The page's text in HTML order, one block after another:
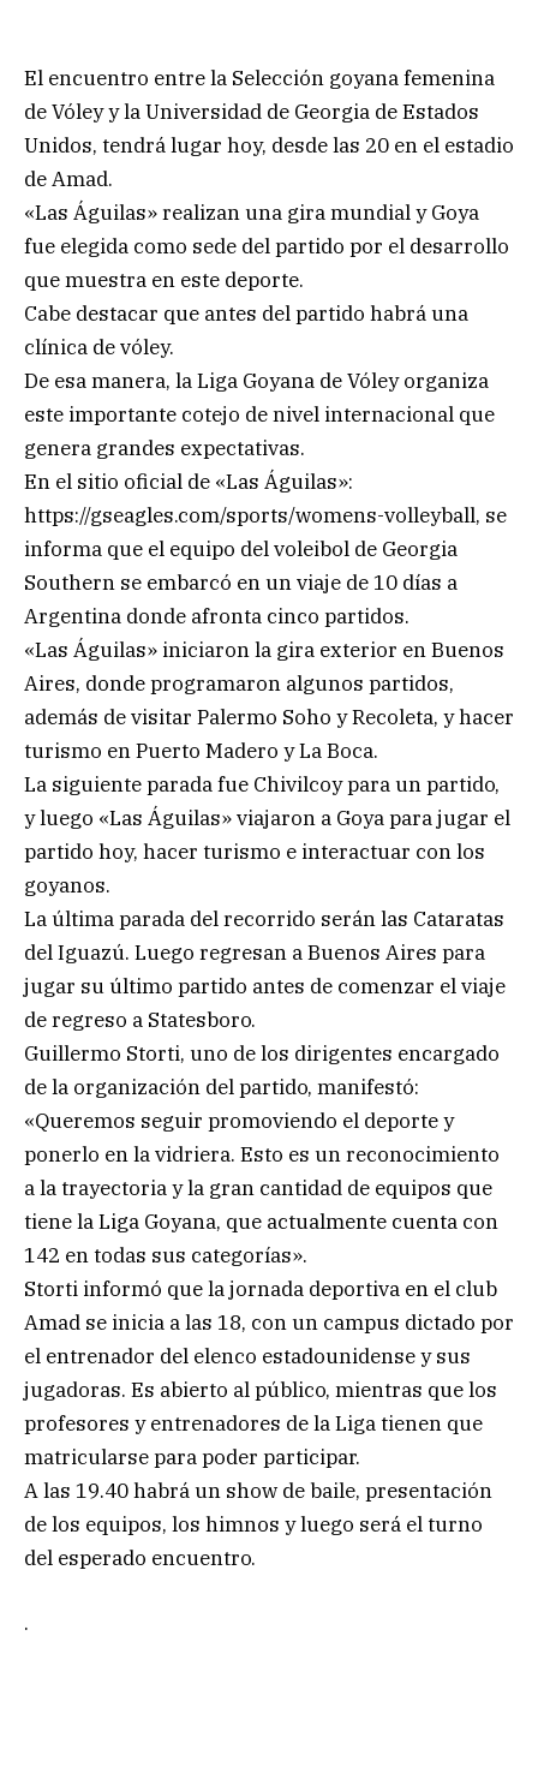
El encuentro entre la Selección goyana femenina
de Vóley y la Universidad de Georgia de Estados
Unidos, tendrá lugar hoy, desde las 20 en el estadio
de Amad.
«Las Águilas» realizan una gira mundial y Goya
fue elegida como sede del partido por el desarrollo
que muestra en este deporte.
Cabe destacar que antes del partido habrá una
clínica de vóley.
De esa manera, la Liga Goyana de Vóley organiza
este importante cotejo de nivel internacional que
genera grandes expectativas.
En el sitio oficial de «Las Águilas»:
https://gseagles.com/sports/womens-volleyball, se
informa que el equipo del voleibol de Georgia
Southern se embarcó en un viaje de 10 días a
Argentina donde afronta cinco partidos.
«Las Águilas» iniciaron la gira exterior en Buenos
Aires, donde programaron algunos partidos,
además de visitar Palermo Soho y Recoleta, y hacer
turismo en Puerto Madero y La Boca.
La siguiente parada fue Chivilcoy para un partido,
y luego «Las Águilas» viajaron a Goya para jugar el
partido hoy, hacer turismo e interactuar con los
goyanos.
La última parada del recorrido serán las Cataratas
del Iguazú. Luego regresan a Buenos Aires para
jugar su último partido antes de comenzar el viaje
de regreso a Statesboro.
Guillermo Storti, uno de los dirigentes encargado
de la organización del partido, manifestó:
«Queremos seguir promoviendo el deporte y
ponerlo en la vidriera. Esto es un reconocimiento
a la trayectoria y la gran cantidad de equipos que
tiene la Liga Goyana, que actualmente cuenta con
142 en todas sus categorías».
Storti informó que la jornada deportiva en el club
Amad se inicia a las 18, con un campus dictado por
el entrenador del elenco estadounidense y sus
jugadoras. Es abierto al público, mientras que los
profesores y entrenadores de la Liga tienen que
matricularse para poder participar.
A las 19.40 habrá un show de baile, presentación
de los equipos, los himnos y luego será el turno
del esperado encuentro.
.